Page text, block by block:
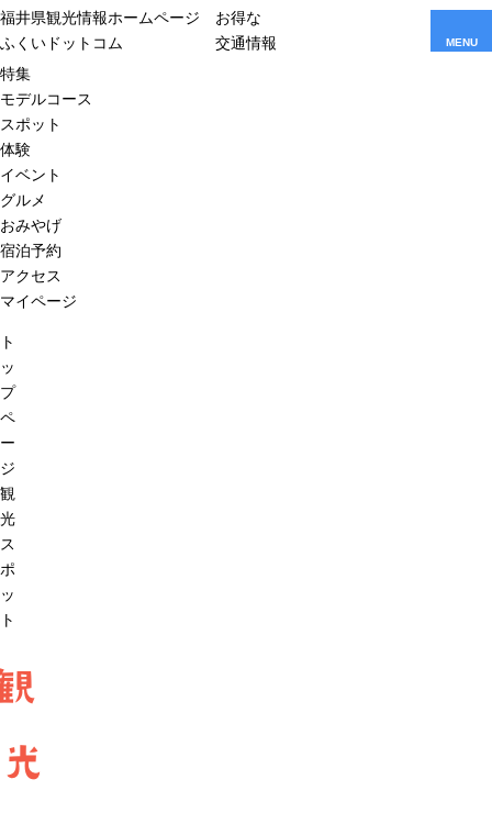
福井県観光情報ホームページ
ふくいドットコム
お得な
交通情報
MENU
特集
モデルコース
スポット
体験
イベント
グルメ
おみやげ
宿泊予約
アクセス
マイページ
ト
ッ
プ
ペ
ー
ジ
観
光
ス
ポ
ッ
ト
光